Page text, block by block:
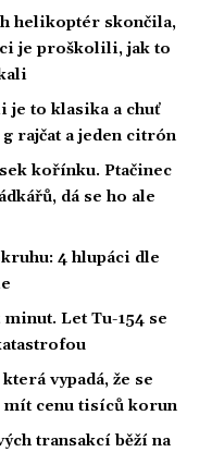
helikoptér skončila,
je proškolili, jak to
je to klasika a chuť
rajčat a jeden citrón
kořínku. Ptačinec
dá se ho ale
4 hlupáci dle
Let Tu-154 se
vypadá, že se
mít cenu tisíců korun
transakcí běží na